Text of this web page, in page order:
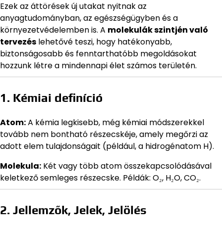
Ezek az áttörések új utakat nyitnak az
anyagtudományban, az egészségügyben és a
környezetvédelemben is. A molekulák szintjén való
tervezés lehetővé teszi, hogy hatékonyabb,
biztonságosabb és fenntarthatóbb megoldásokat
hozzunk létre a mindennapi élet számos területén.
1. Kémiai definíció
Atom:A kémia legkisebb, még kémiai módszerekkel
tovább nem bontható részecskéje, amely megőrzi az
adott elem tulajdonságait (például, a hidrogénatom H).
Molekula: Két vagy több atom összekapcsolódásával
keletkező semleges részecske. Példák: O₂, H₂O, CO₂.
2. Jellemzők, Jelek, Jelölés